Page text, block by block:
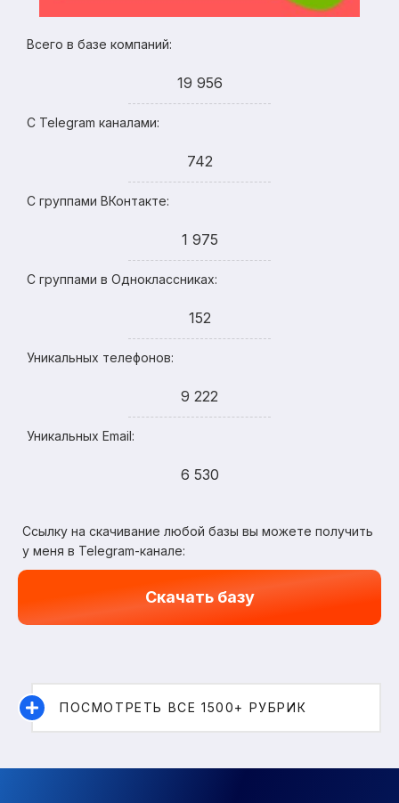
Всего в базе компаний:
19 956
С Telegram каналами:
742
С группами ВКонтакте:
1 975
С группами в Одноклассниках:
152
Уникальных телефонов:
9 222
Уникальных Email:
6 530
Ссылку на скачивание любой базы вы можете получить
у меня в Telegram-канале:
Скачать базу
ПОСМОТРЕТЬ ВСЕ 1500+ РУБРИК